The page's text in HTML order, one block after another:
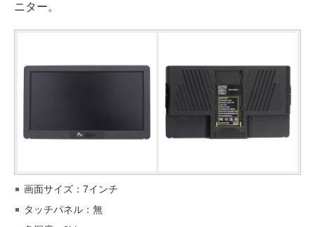
ニター。
画面サイズ：7インチ
タッチパネル：無